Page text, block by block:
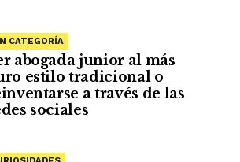
CATEGORÍA
abogada junior al más
estilo tradicional o
a través de las
sociales